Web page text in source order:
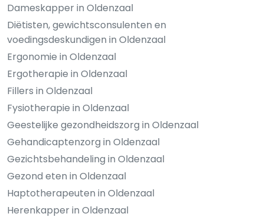
Dameskapper in Oldenzaal
Diëtisten, gewichtsconsulenten en
voedingsdeskundigen in Oldenzaal
Ergonomie in Oldenzaal
Ergotherapie in Oldenzaal
Fillers in Oldenzaal
Fysiotherapie in Oldenzaal
Geestelijke gezondheidszorg in Oldenzaal
Gehandicaptenzorg in Oldenzaal
Gezichtsbehandeling in Oldenzaal
Gezond eten in Oldenzaal
Haptotherapeuten in Oldenzaal
Herenkapper in Oldenzaal